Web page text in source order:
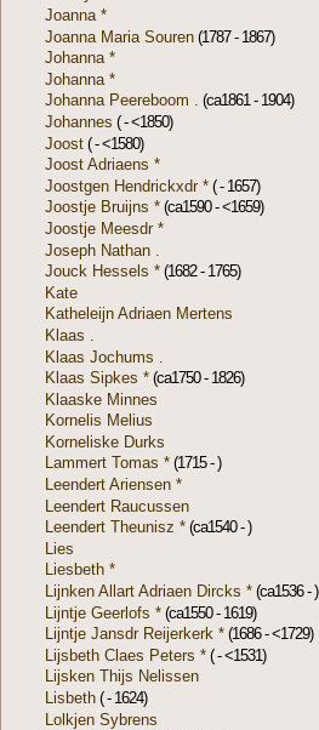
Joanna *
Joanna Maria Souren (1787 - 1867)
Johanna *
Johanna *
Johanna Peereboom . (ca1861 - 1904)
Johannes ( - <1850)
Joost ( - <1580)
Joost Adriaens *
Joostgen Hendrickxdr * ( - 1657)
Joostje Bruijns * (ca1590 - <1659)
Joostje Meesdr *
Joseph Nathan .
Jouck Hessels * (1682 - 1765)
Kate
Katheleijn Adriaen Mertens
Klaas .
Klaas Jochums .
Klaas Sipkes * (ca1750 - 1826)
Klaaske Minnes
Kornelis Melius
Korneliske Durks
Lammert Tomas * (1715 - )
Leendert Ariensen *
Leendert Raucussen
Leendert Theunisz * (ca1540 - )
Lies
Liesbeth *
Lijnken Allart Adriaen Dircks * (ca1536 - )
Lijntje Geerlofs * (ca1550 - 1619)
Lijntje Jansdr Reijerkerk * (1686 - <1729)
Lijsbeth Claes Peters * ( - <1531)
Lijsken Thijs Nelissen
Lisbeth ( - 1624)
Lolkjen Sybrens